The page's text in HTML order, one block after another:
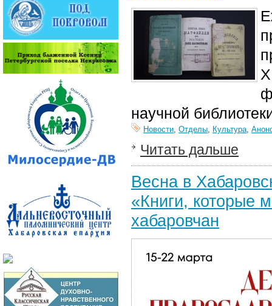
научной
Новости, Отделы, Культура,
Читать дальше
Весна в
«Книги, которые
хабаровчан